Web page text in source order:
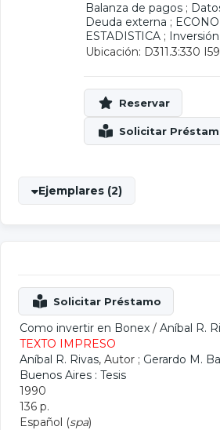
Balanza de pagos ;
Deuda externa ;
ESTADISTICA ;
Ubicación: D311.3:330
Ejemplares (2)
Como invertir en Bonex / Aníbal R.
TEXTO IMPRESO
Aníbal R. Rivas, Autor ; Gerardo M.
Buenos Aires : Tesis
1990
136 p.
Español (spa)